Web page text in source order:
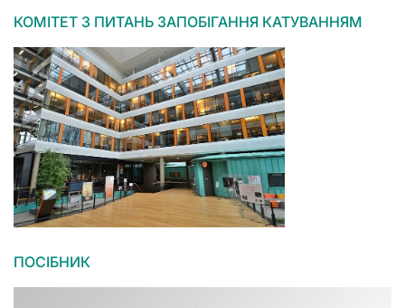
КОМІТЕТ З ПИТАНЬ ЗАПОБІГАННЯ КАТУВАННЯМ
ПОСІБНИК